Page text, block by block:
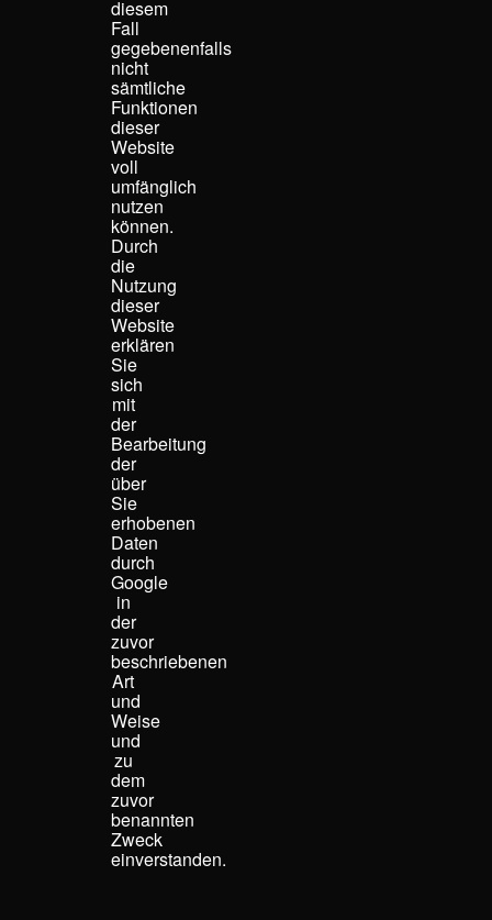
diesem
Fall
gegebenenfalls
nicht
sämtliche
Funktionen
dieser
Website
voll
umfänglich
nutzen
können.
Durch
die
Nutzung
dieser
Website
erklären
Sie
sich
mit
der
Bearbeitung
der
über
Sie
erhobenen
Daten
durch
Google
in
der
zuvor
beschriebenen
Art
und
Weise
und
zu
dem
zuvor
benannten
Zweck
einverstanden.